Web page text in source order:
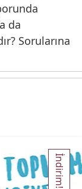
da
Sorularına
İndirim!